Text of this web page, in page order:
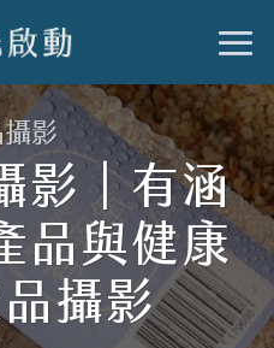
影
影｜有涵
品與健康
攝影